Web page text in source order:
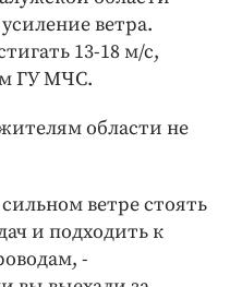
ветра.
13-18 м/с,
ГУ МЧС.
области не
ветре стоять
и подходить к
-